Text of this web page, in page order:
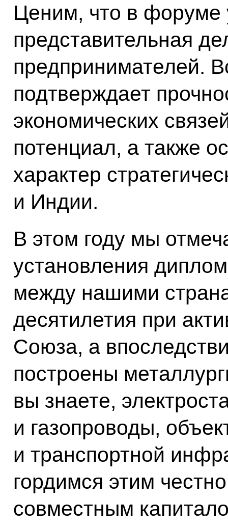
Ценим, что в форуме
представительная
предпринимателей.
подтверждает
экономических
потенциал, а также
характер
и Индии.
В этом году мы
установления
между нашими
десятилетия при
Союза, а
построены
вы знаете,
и газопроводы,
и транспортной
гордимся этим
совместным